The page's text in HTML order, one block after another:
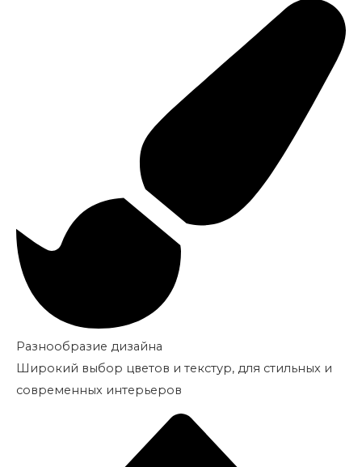
Разнообразие дизайна
Широкий выбор цветов и текстур, для стильных и
современных интерьеров